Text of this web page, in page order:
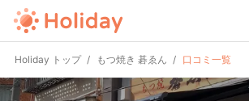
Holiday トップ もつ焼き 碁ゑん 口コミ一覧